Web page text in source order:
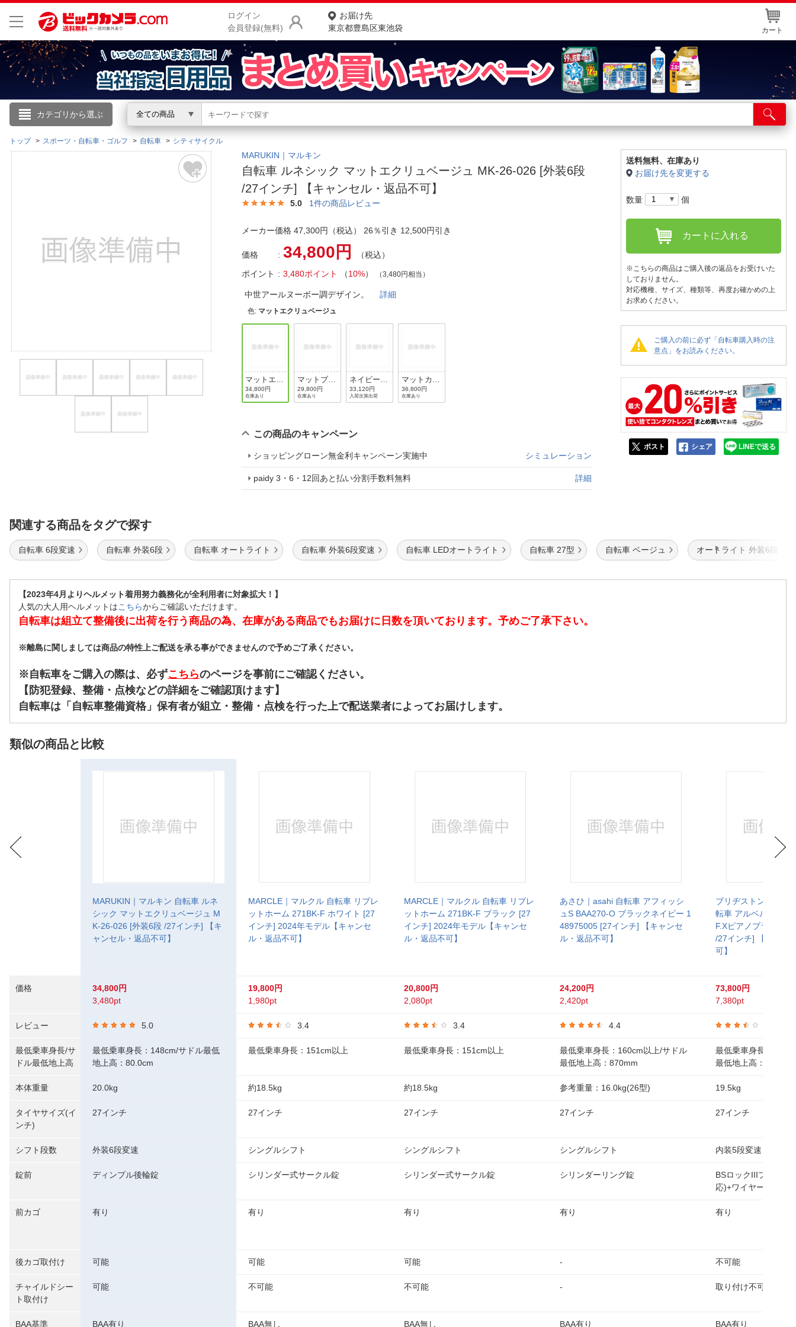
ログイン
会員登録(無料)
お届け先
東京都豊島区東池袋
カート
カテゴリから選ぶ 全ての商品
こんにちは
ログイン
閲覧履歴
商品をさがす
ランキングからさがす
カテゴリ一覧からさがす
ご利用ガイド
よくある質問・お問合せ
ご利用規約
店舗サービス
ネット取り置き
店舗情報・店舗一覧
トップ スポーツ・自転車・ゴルフ 自転車 シティサイクル
MARUKIN｜マルキン
自転車 ルネシック マットエクリュベージュ MK-26-026 [外装6段
/27インチ] 【キャンセル・返品不可】
5.0 1件の商品レビュー
メーカー価格 47,300円（税込） 26％引き 12,500円引き
価格 34,800円
（税込）
ポイント
3,480ポイント （10%） （3,480円相当）
中世アールヌーボー調デザイン。詳細
色: マットエクリュベージュ
マットエク
リュベージ
ュ
34,800円
在庫あり
マットブラ
ック
29,800円
在庫あり
ネイビーブ
ルー
33,120円
入荷次第出荷
マットカー
キグリーン
36,800円
在庫あり
この商品のキャンペーン
ショッピングローン無金利キャンペーン実施中 シミュレーション
paidy 3・6・12回あと払い分割手数料無料 詳細
送料無料、在庫あり
お届け先を変更する
数量 個
カートに入れる
※こちらの商品はご購入後の返品をお受けいた
しておりません。
対応機種、サイズ、種類等、再度お確かめの上
お求めください。
ご購入の前に必ず「自転車購入時の注
意点」をお読みください。
ポスト シェア LINEで送る
関連する商品をタグで探す
自転車 6段変速 自転車 外装6段 自転車 オートライト 自転車 外装6段変速 自転車 LEDオートライト 自転車 27型 自転車 ベージュ オートライト 外装6段
【2023年4月よりヘルメット着用努力義務化が全利用者に対象拡大！】
人気の大人用ヘルメットはこちらからご確認いただけます。
自転車は組立て整備後に出荷を行う商品の為、在庫がある商品でもお届けに日数を頂いております。予めご了承下さい。
※離島に関しましては商品の特性上ご配送を承る事ができませんので予めご了承ください。
※自転車をご購入の際は、必ずこちらのページを事前にご確認ください。
【防犯登録、整備・点検などの詳細をご確認頂けます】
自転車は「自転車整備資格」保有者が組立・整備・点検を行った上で配送業者によってお届けします。
類似の商品と比較
価格
レビュー
最低乗車身長/サ
ドル最低地上高
本体重量
タイヤサイズ(イ
ンチ)
シフト段数
錠前
前カゴ
後カゴ取付け
チャイルドシー
ト取付け
BAA基準
MARUKIN｜マルキン 自転車 ルネ
シック マットエクリュベージュ M
K-26-026 [外装6段 /27インチ] 【キ
ャンセル・返品不可】
34,800円
3,480pt
5.0
最低乗車身長：148cm/サドル最低
地上高：80.0cm
20.0kg
27インチ
外装6段変速
ディンプル後輪錠
有り
可能
可能
BAA有り
MARCLE｜マルクル 自転車 リブレ
ットホーム 271BK-F ホワイト [27
インチ] 2024年モデル【キャンセ
ル・返品不可】
19,800円
1,980pt
3.4
最低乗車身長：151cm以上
約18.5kg
27インチ
シングルシフト
シリンダー式サークル錠
有り
可能
不可能
BAA無し
MARCLE｜マルクル 自転車 リブレ
ットホーム 271BK-F ブラック [27
インチ] 2024年モデル【キャンセ
ル・返品不可】
20,800円
2,080pt
3.4
最低乗車身長：151cm以上
約18.5kg
27インチ
シングルシフト
シリンダー式サークル錠
有り
可能
不可能
BAA無し
あさひ｜asahi 自転車 アフィッシ
ュS BAA270-O ブラックネイビー 1
48975005 [27インチ] 【キャンセ
ル・返品不可】
24,200円
2,420pt
4.4
最低乗車身長：160cm以上/サドル
最低地上高：870mm
参考重量：16.0kg(26型)
27インチ
シングルシフト
シリンダーリング錠
有り
-
-
BAA有り
ブリヂストン｜
転車 アルベルト
F.Xピアノブラック
/27インチ] 【キャン
可】
73,800円
7,380pt
最低乗車身長：
最低地上高：795mm
19.5kg
27インチ
内装5段変速
BSロックIIIプラス(
応)+ワイヤー錠
有り
不可能
取り付け不可能
BAA有り